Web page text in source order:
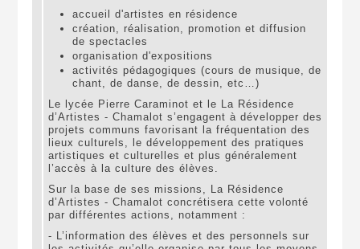
accueil d'artistes en résidence
création, réalisation, promotion et diffusion
de spectacles
organisation d'expositions
activités pédagogiques (cours de musique, de
chant, de danse, de dessin, etc…)
Le lycée Pierre Caraminot et le La Résidence
d’Artistes - Chamalot s’engagent à développer des
projets communs favorisant la fréquentation des
lieux culturels, le développement des pratiques
artistiques et culturelles et plus généralement
l’accès à la culture des élèves.
Sur la base de ses missions, La Résidence
d’Artistes - Chamalot concrétisera cette volonté
par différentes actions, notamment :
- L’information des élèves et des personnels sur